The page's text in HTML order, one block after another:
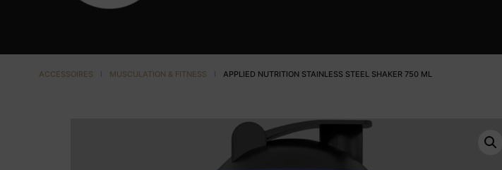
ACCESSOIRES I MUSCULATION & FITNESS I APPLIED NUTRITION STAINLESS STEEL SHAKER 750 ML